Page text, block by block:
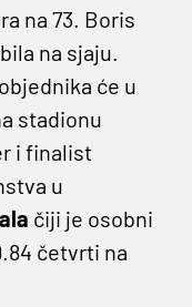
na 73. Boris
na sjaju.
će u
stadionu
i finalist
u
čiji je osobni
četvrti na